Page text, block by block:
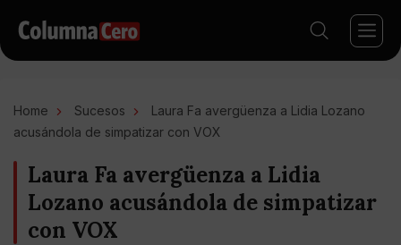
Home Sucesos
Laura Fa avergüenza a Lidia Lozano
acusándola de simpatizar con VOX
Laura Fa avergüenza a Lidia
Lozano acusándola de simpatizar
con VOX